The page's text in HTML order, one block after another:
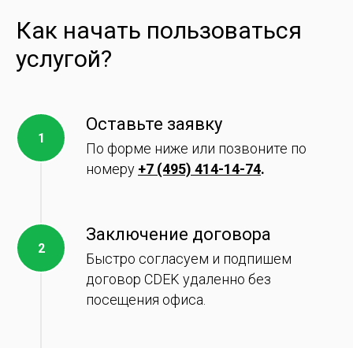
Как начать пользоваться
услугой?
Оставьте заявку
По форме ниже или позвоните по
номеру +7 (495) 414-14-74.
Заключение договора
Быстро согласуем и подпишем
договор CDEK удаленно без
посещения офиса.